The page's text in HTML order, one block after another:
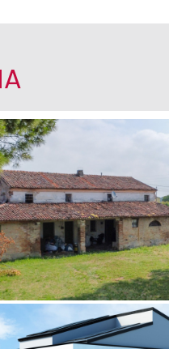
- Rustico